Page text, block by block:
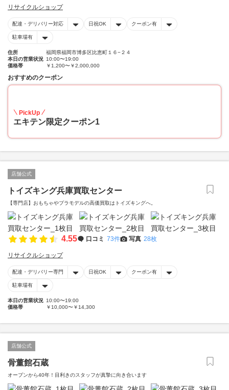
リサイクルショップ
配達・デリバリー対応 日祝OK クーポン有
駐車場有
住所
福岡県福岡市博多区比恵町１６−２４
本日の営業状況 10:00〜19:00
価格帯
￥1,200〜￥2,000,000
おすすめのクーポン
PickUp
エキテン限定クーポン1
店舗公式
トイズキング兵庫買取センター
【専門店】おもちゃやプラモデルの高価買取はトイズキングへ。‎
4.55 口コミ 73件 写真 28枚
リサイクルショップ
配達・デリバリー専門 日祝OK クーポン有
駐車場有
本日の営業状況 10:00〜19:00
価格帯
￥10,000〜￥14,300
店舗公式
骨董館石蔵
オープンから40年！目利きのスタッフが真摯に向き合います